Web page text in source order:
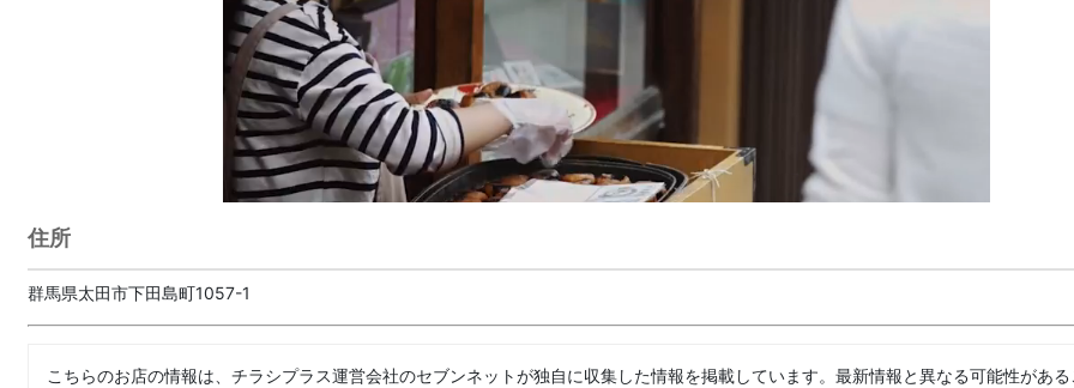
住所
群馬県太田市下田島町1057-1
こちらのお店の情報は、チラシプラス運営会社のセブンネットが独自に収集した情報を掲載しています。最新情報と異なる可能性があ